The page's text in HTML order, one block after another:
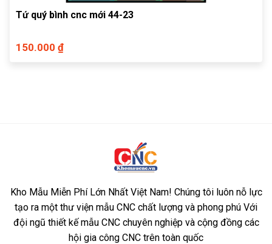
Tứ quý bình cnc mới 44-23
150.000 ₫
Kho Mẫu Miễn Phí Lớn Nhất Việt Nam! Chúng tôi luôn nỗ lực
tạo ra một thư viện mẫu CNC chất lượng và phong phú Với
đội ngũ thiết kế mẫu CNC chuyên nghiệp và cộng đồng các
hội gia công CNC trên toàn quốc